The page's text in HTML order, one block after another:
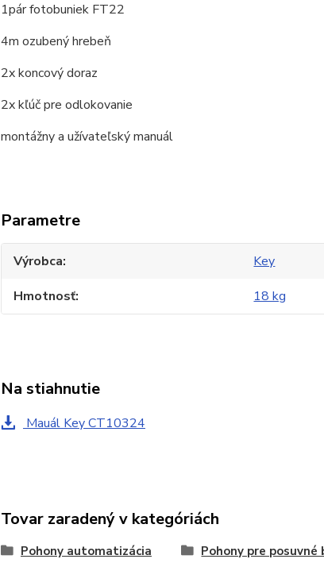
1pár fotobuniek FT22
4m ozubený hrebeň
2x koncový doraz
2x kľúč pre odlokovanie
montážny a užívateľský manuál
Parametre
Výrobca
Key
Hmotnosť
18 kg
Na stiahnutie
Mauál Key CT10324
Tovar zaradený v kategóriách
Pohony automatizácia Pohony pre posuvné